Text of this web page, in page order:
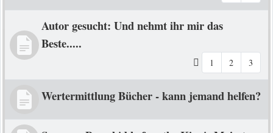
Autor gesucht: Und nehmt ihr mir das
Beste.....
1 2 3
Wertermittlung Bücher - kann jemand helfen?